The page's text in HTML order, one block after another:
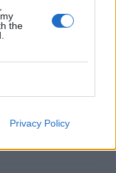
the
Privacy Policy
ναυτικό
μετά από